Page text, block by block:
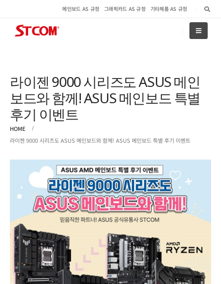
메인보드 AS 규정 그래픽카드 AS 규정 기타제품 AS 규정
라이젠 9000 시리즈도 ASUS 메인
보드와 함께! ASUS 메인보드 특별
후기 이벤트
HOME
라이젠 9000 시리즈도 ASUS 메인보드와 함께! ASUS 메인보드 특별 후기 이벤트